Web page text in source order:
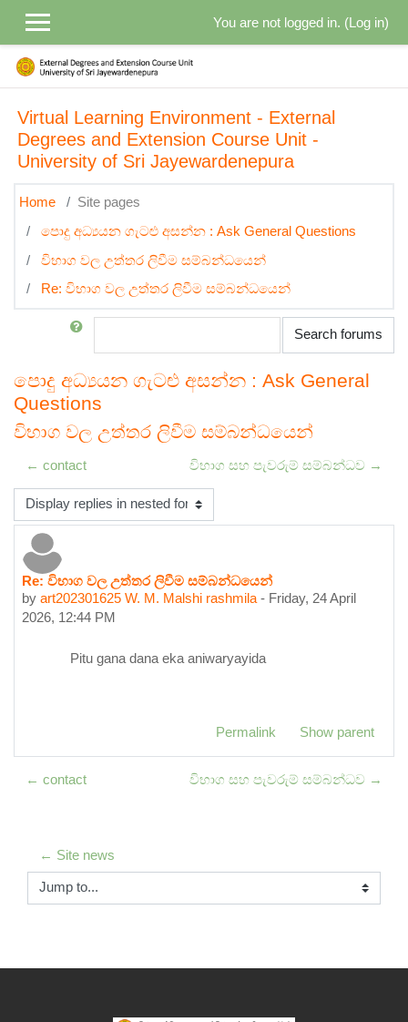
You are not logged in. (Log in)
Virtual Learning Environment - External
Degrees and Extension Course Unit -
University of Sri Jayewardenepura
Home
Site pages
පොදු අධ්‍යයන ගැටළු අසන්න : Ask General Questions
විභාග වල උත්තර ලිවීම සම්බන්ධයෙන්
Re: විභාග වල උත්තර ලිවීම සම්බන්ධයෙන්
Search
Search forums
පොදු අධ්‍යයන ගැටළු අසන්න : Ask General
Questions
විභාග වල උත්තර ලිවීම සම්බන්ධයෙන්
← contact විභාග සහ පැවරුම් සම්බන්ධව →
Display mode
Re: විභාග වල උත්තර ලිවීම සම්බන්ධයෙන්
by art202301625 W. M. Malshi rashmila - Friday, 24 April
2026, 12:44 PM
Number of replies: 0
Pitu gana dana eka aniwaryayida
Permalink Show parent
← contact විභාග සහ පැවරුම් සම්බන්ධව →
← Site news
Jump to...